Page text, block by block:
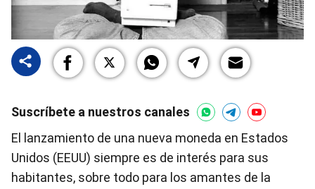
Suscríbete a nuestros canales
El lanzamiento de una nueva moneda en Estados
Unidos (EEUU) siempre es de interés para sus
habitantes, sobre todo para los amantes de la